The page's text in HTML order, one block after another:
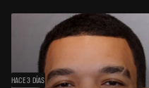
HACE 3 DÍAS